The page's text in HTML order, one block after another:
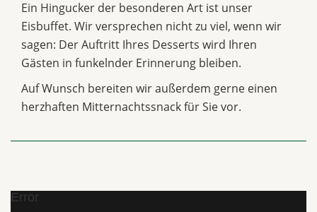
Ein Hingucker der besonderen Art ist unser
Eisbuffet. Wir versprechen nicht zu viel, wenn wir
sagen: Der Auftritt Ihres Desserts wird Ihren
Gästen in funkelnder Erinnerung bleiben.
Auf Wunsch bereiten wir außerdem gerne einen
herzhaften Mitternachtssnack für Sie vor.
Error